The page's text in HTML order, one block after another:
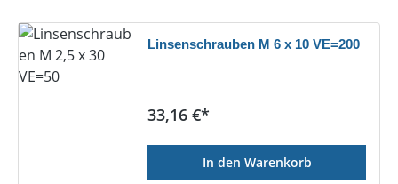
Linsenschrauben M 6 x 10 VE=200
Regulärer Preis:
33,16 €*
In den Warenkorb